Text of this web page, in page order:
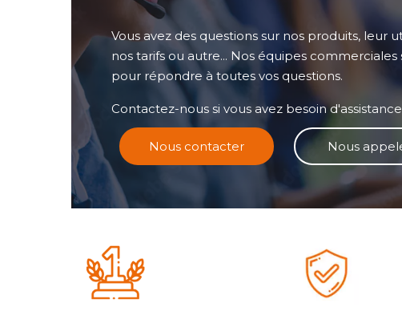
Vous avez des questions sur nos produits, leur
nos tarifs ou autre... Nos équipes commerciales
pour répondre à toutes vos questions.
Contactez-nous si vous avez besoin d'assistance
Nous contacter Nous